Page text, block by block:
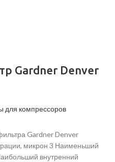
Gardner Denver
для компрессоров
Gardner Denver
микрон 3 Наименьший
внутренний